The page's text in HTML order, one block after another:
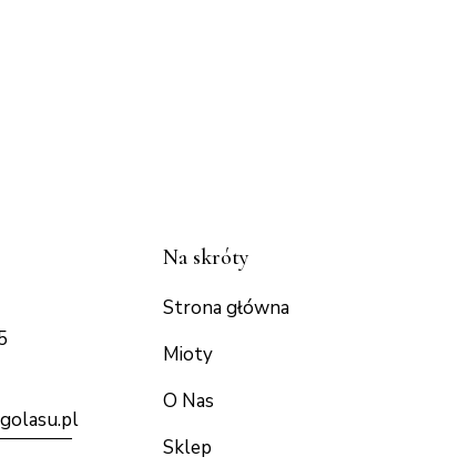
l
Na skróty
Strona główna
Mioty
O Nas
Sklep